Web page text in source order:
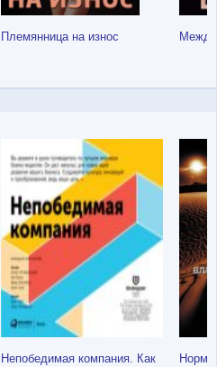
Племянница на износ Между
Непобедимая компания. Как